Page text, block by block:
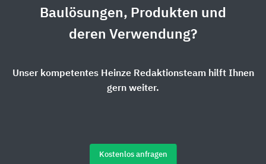
Baulösungen, Produkten und
deren Verwendung?
Unser kompetentes Heinze Redaktionsteam hilft Ihnen
gern weiter.
Kostenlos anfragen